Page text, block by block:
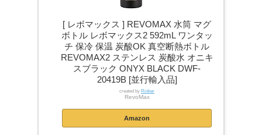
[ レボマックス ] REVOMAX 水筒 マグ
ボトル レボマックス2 592mL ワンタッ
チ 保冷 保温 炭酸OK 真空断熱ボトル
REVOMAX2 ステンレス 炭酸水 オニキ
スブラック ONYX BLACK DWF-
20419B [並行輸入品]
created by Rinker
RevoMax
Amazon